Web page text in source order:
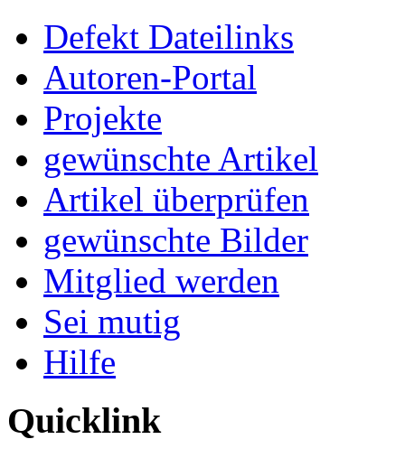
Defekt Dateilinks
Autoren-Portal
Projekte
gewünschte Artikel
Artikel überprüfen
gewünschte Bilder
Mitglied werden
Sei mutig
Hilfe
Quicklink